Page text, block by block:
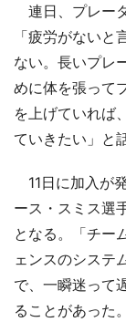
連日、プレー
「疲労がない
ない。長いプレ
めに体を張って
を上げていれば
ていきたい」と
11日に加入が
ース・スミス選
となる。「チー
ェンスのシステ
で、一瞬迷って
ることがあった